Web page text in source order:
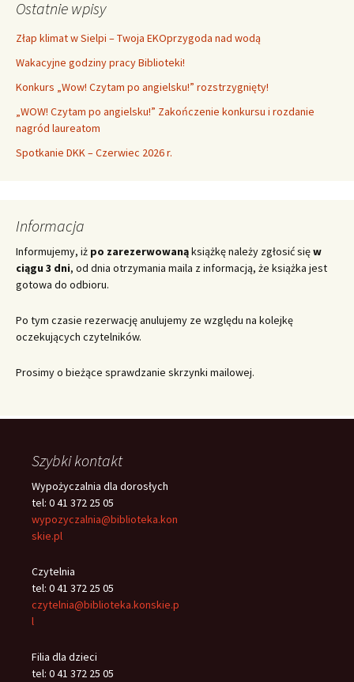
Ostatnie wpisy
Złap klimat w Sielpi – Twoja EKOprzygoda nad wodą
Wakacyjne godziny pracy Biblioteki!
Konkurs „Wow! Czytam po angielsku!” rozstrzygnięty!
„WOW! Czytam po angielsku!” Zakończenie konkursu i rozdanie
nagród laureatom
Spotkanie DKK – Czerwiec 2026 r.
Informacja
Informujemy, iż po zarezerwowanąksiążkę należy zgłosić sięw
ciągu 3 dni, od dnia otrzymania maila z informacją, że książka jest
gotowa do odbioru.
Po tym czasie rezerwację anulujemy ze względu na kolejkę
oczekujących czytelników.
Prosimy o bieżące sprawdzanie skrzynki mailowej.
Szybki kontakt
Wypożyczalnia dla dorosłych
tel: 0 41 372 25 05
wypozyczalnia@biblioteka.kon
skie.pl
Czytelnia
tel: 0 41 372 25 05
czytelnia@biblioteka.konskie.p
l
Filia dla dzieci
tel: 0 41 372 25 05